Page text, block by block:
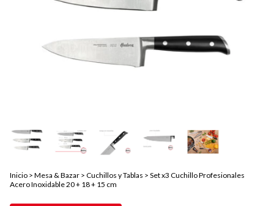
Inicio > Mesa & Bazar > Cuchillos y Tablas > Set x3 Cuchillo Profesionales
Acero Inoxidable 20 + 18 + 15 cm